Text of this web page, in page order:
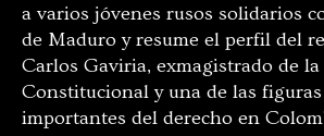
a varios jóvenes rusos solidarios
de Maduro y resume el perfil del
Carlos Gaviria, exmagistrado de
Constitucional y una de las figuras
importantes del derecho en